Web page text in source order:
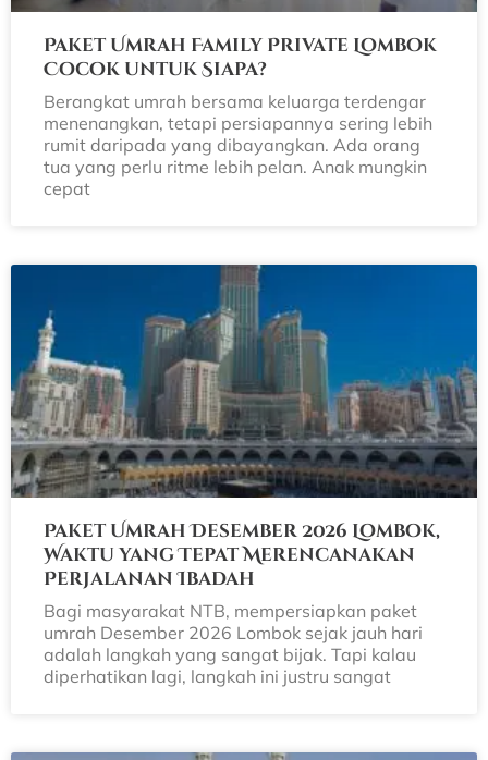
Paket Umrah Family Private Lombok
Cocok untuk Siapa?
Berangkat umrah bersama keluarga terdengar
menenangkan, tetapi persiapannya sering lebih
rumit daripada yang dibayangkan. Ada orang
tua yang perlu ritme lebih pelan. Anak mungkin
cepat
Paket Umrah Desember 2026 Lombok,
Waktu yang Tepat Merencanakan
Perjalanan Ibadah
Bagi masyarakat NTB, mempersiapkan paket
umrah Desember 2026 Lombok sejak jauh hari
adalah langkah yang sangat bijak. Tapi kalau
diperhatikan lagi, langkah ini justru sangat